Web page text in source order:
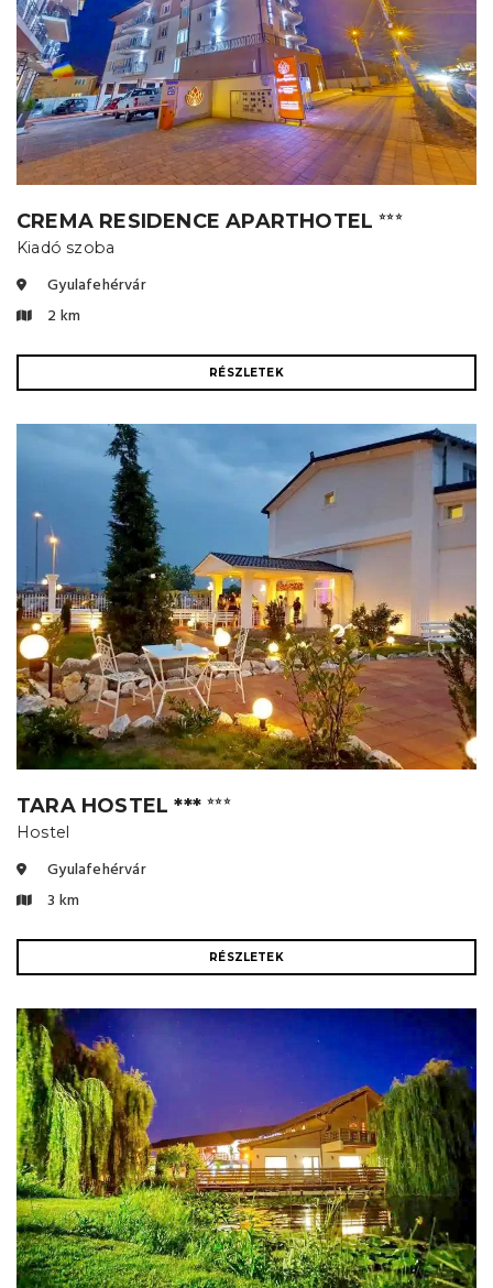
CREMA RESIDENCE APARTHOTEL⭐⭐⭐
Kiadó szoba
Gyulafehérvár
2 km
RÉSZLETEK
TARA HOSTEL ***⭐⭐⭐
Hostel
Gyulafehérvár
3 km
RÉSZLETEK